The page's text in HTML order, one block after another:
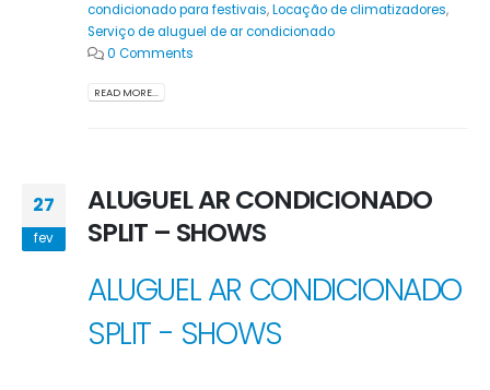
condicionado para festivais,Locação de climatizadores,
Serviço de aluguel de ar condicionado
0 Comments
READ MORE...
27
fev
ALUGUEL AR CONDICIONADO
SPLIT – SHOWS
ALUGUEL AR CONDICIONADO
SPLIT - SHOWS